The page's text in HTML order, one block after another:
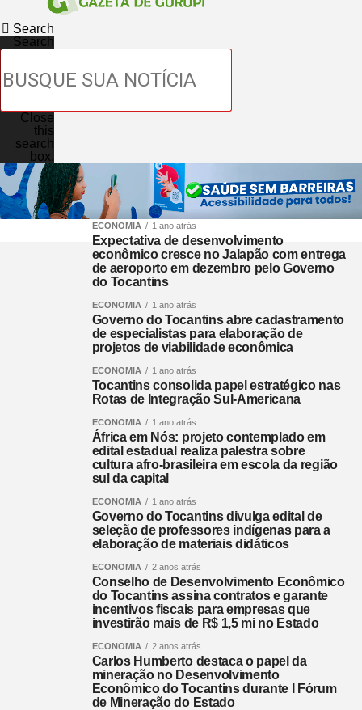
Search
Search
Close
this
search
box.
ECONOMIA 1 ano atrás
Expectativa de desenvolvimento
econômico cresce no Jalapão com entrega
de aeroporto em dezembro pelo Governo
do Tocantins
ECONOMIA 1 ano atrás
Governo do Tocantins abre cadastramento
de especialistas para elaboração de
projetos de viabilidade econômica
ECONOMIA 1 ano atrás
Tocantins consolida papel estratégico nas
Rotas de Integração Sul-Americana
ECONOMIA 1 ano atrás
África em Nós: projeto contemplado em
edital estadual realiza palestra sobre
cultura afro-brasileira em escola da região
sul da capital
ECONOMIA 1 ano atrás
Governo do Tocantins divulga edital de
seleção de professores indígenas para a
elaboração de materiais didáticos
ECONOMIA 2 anos atrás
Conselho de Desenvolvimento Econômico
do Tocantins assina contratos e garante
incentivos fiscais para empresas que
investirão mais de R$ 1,5 mi no Estado
ECONOMIA 2 anos atrás
Carlos Humberto destaca o papel da
mineração no Desenvolvimento
Econômico do Tocantins durante I Fórum
de Mineração do Estado